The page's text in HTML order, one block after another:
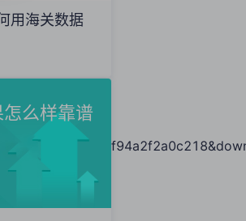
用海关数据
么样靠谱